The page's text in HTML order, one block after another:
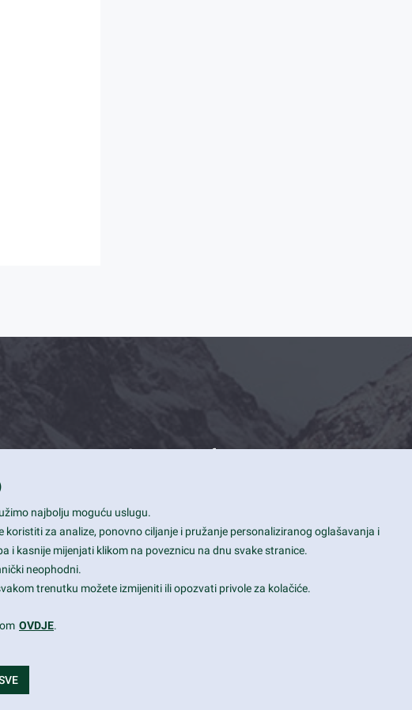
Contact Info
View, CA 94043
+1 650-253-0000
Daily: 9:00 am - 6:00 pm
najbolju moguću uslugu.
za analize, ponovno ciljanje i pružanje personaliziranog oglašavanja i
kasnije mijenjati klikom na poveznicu na dnu svake stranice.
neophodni.
trenutku možete izmijeniti ili opozvati privole za kolačiće.
OVDJE.